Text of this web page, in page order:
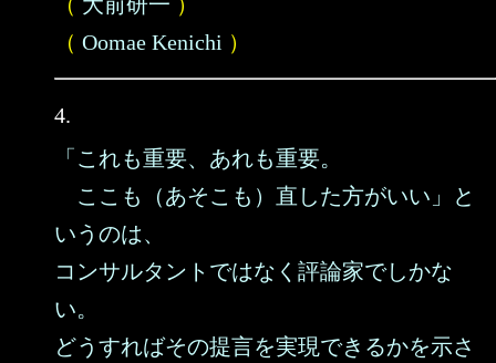
（ Oomae Kenichi ）
4.
「これも重要、あれも重要。
ここも（あそこも）直した方がいい」と
いうのは、
コンサルタントではなく評論家でしかな
い。
どうすればその提言を実現できるかを示さ